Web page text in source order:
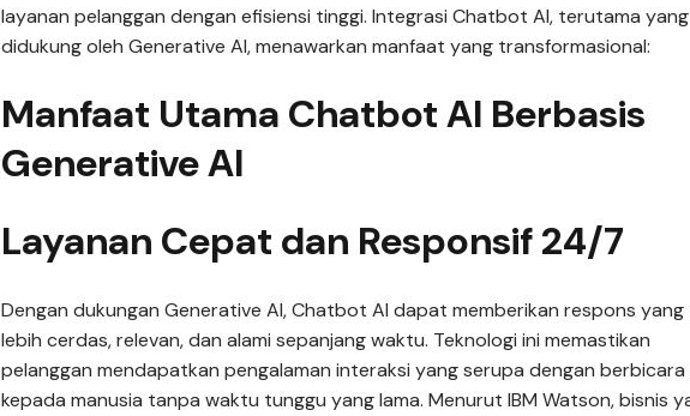
layanan pelanggan dengan efisiensi tinggi. Integrasi Chatbot AI, terutama yang
didukung oleh Generative AI, menawarkan manfaat yang transformasional:
Manfaat Utama Chatbot AI Berbasis
Generative AI
Layanan Cepat dan Responsif 24/7
Dengan dukungan Generative AI, Chatbot AI dapat memberikan respons yang
lebih cerdas, relevan, dan alami sepanjang waktu. Teknologi ini memastikan
pelanggan mendapatkan pengalaman interaksi yang serupa dengan berbicara
kepada manusia tanpa waktu tunggu yang lama. Menurut IBM Watson, bisnis